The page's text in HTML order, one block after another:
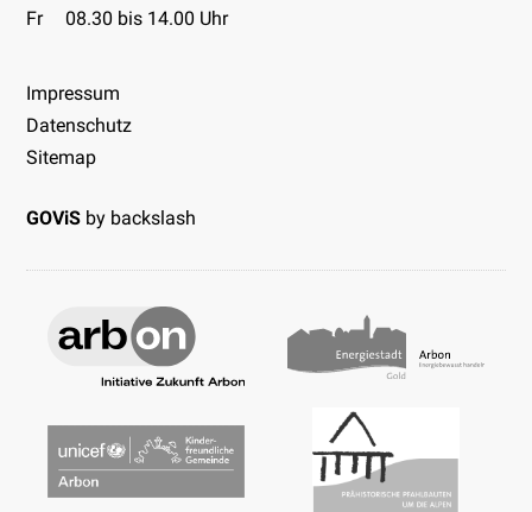
Fr
08.30 bis 14.00 Uhr
Impressum
Datenschutz
Sitemap
GOViS by backslash